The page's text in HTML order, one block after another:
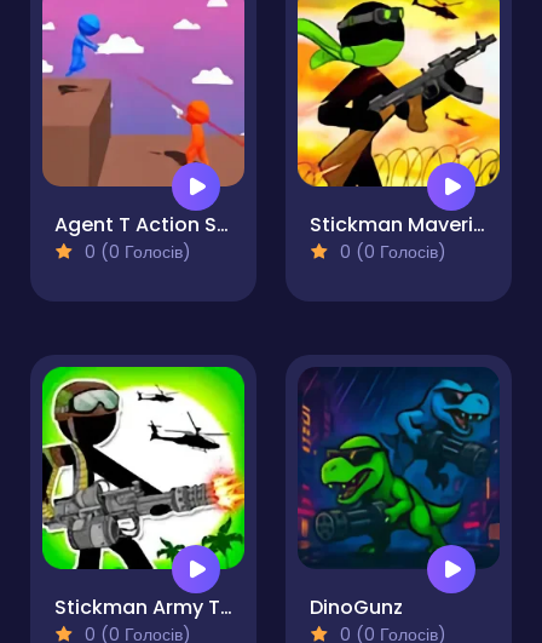
Agent T Action Shooter
0 (0 Голосів)
Stickman Maverick Bad Boys Killer
0 (0 Голосів)
Stickman Army The Resistance
0 (0 Голосів)
DinoGunz
0 (0 Голосів)